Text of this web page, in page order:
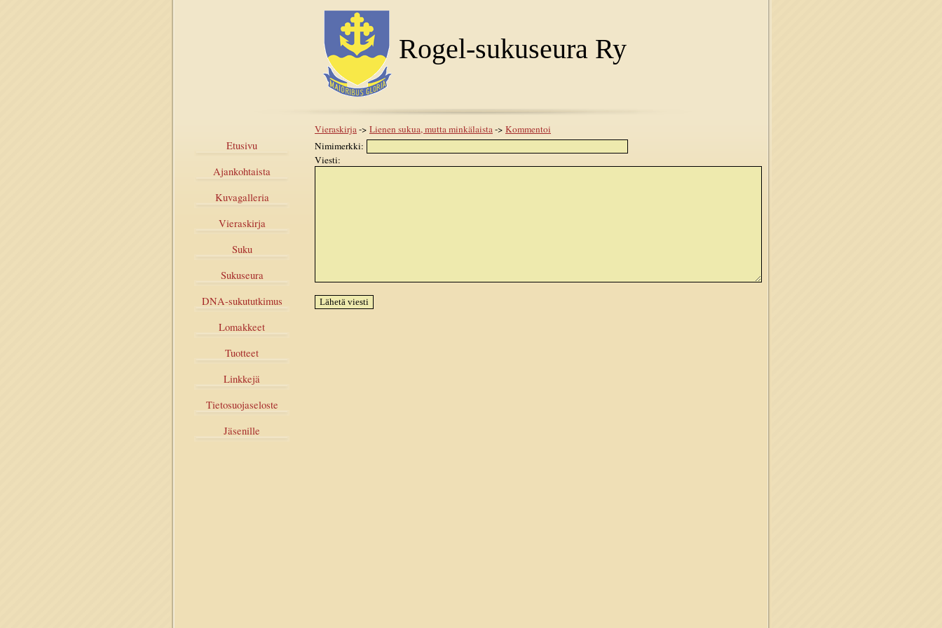
Rogel-sukuseura Ry
Etusivu
Ajankohtaista
Kuvagalleria
Vieraskirja
Suku
Sukuseura
DNA-sukututkimus
Lomakkeet
Tuotteet
Linkkejä
Tietosuojaseloste
Jäsenille
Vieraskirja-> Lienen sukua, mutta minkälaista-> Kommentoi
Nimimerkki:
Viesti: